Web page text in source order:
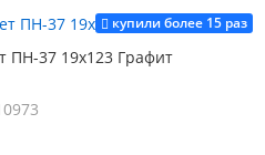
купили более 15 раз
ПН-37 19х123 Графит